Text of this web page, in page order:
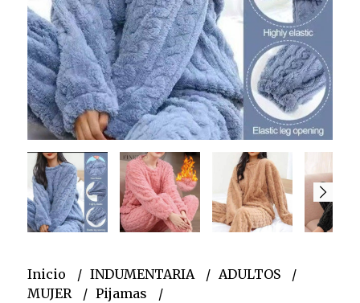
Inicio INDUMENTARIA
ADULTOS
MUJER
Pijamas